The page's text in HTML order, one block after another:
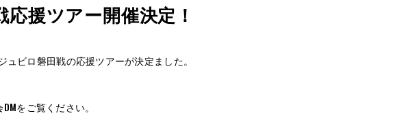
援ツアー開催決定！
ビロ磐田戦の応援ツアーが決定ました。
をご覧ください。